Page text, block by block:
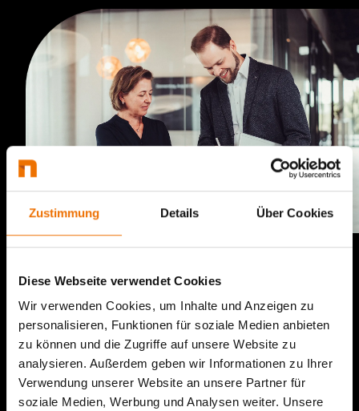
Zustimmung Details Über Cookies
Diese Webseite verwendet Cookies
Wir verwenden Cookies, um Inhalte und Anzeigen zu
personalisieren, Funktionen für soziale Medien anbieten
zu können und die Zugriffe auf unsere Website zu
analysieren. Außerdem geben wir Informationen zu Ihrer
Verwendung unserer Website an unsere Partner für
soziale Medien, Werbung und Analysen weiter. Unsere
Für Sie interessant
netgo tax Security Suite
Mit der Abkündigung von DATEV VIWAS müssen
Anwenderinnen und Anwender für die Sicherheit
ihrer lokalen Arbeitsplätze aktiv werden.
Wir empfehlen netgo tax Security Suite: das